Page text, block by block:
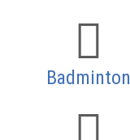
Badminton